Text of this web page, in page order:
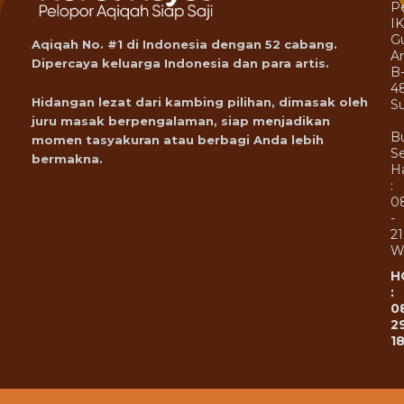
Aqiqah No. #1 di Indonesia dengan 52 cabang.
Dipercaya keluarga Indonesia dan para artis.
Hidangan lezat dari kambing pilihan, dimasak oleh
juru masak berpengalaman, siap menjadikan
momen tasyakuran atau berbagi Anda lebih
bermakna.
B-
:
-
: